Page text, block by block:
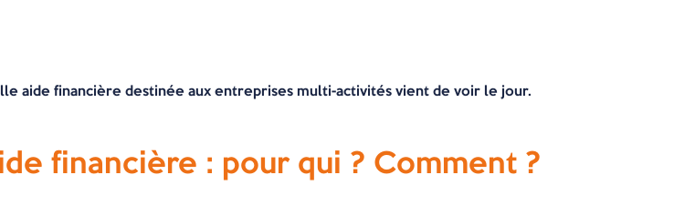
aide financière destinée aux entreprises multi-activités vient de voir le jour.
financière : pour qui ? Comment ?